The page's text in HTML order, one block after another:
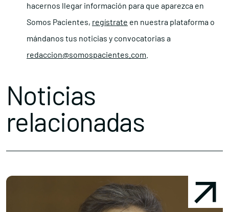
hacernos llegar información para que aparezca en
Somos Pacientes, regístrate en nuestra plataforma o
mándanos tus noticias y convocatorias a
redaccion@somospacientes.com
Noticias
relacionadas